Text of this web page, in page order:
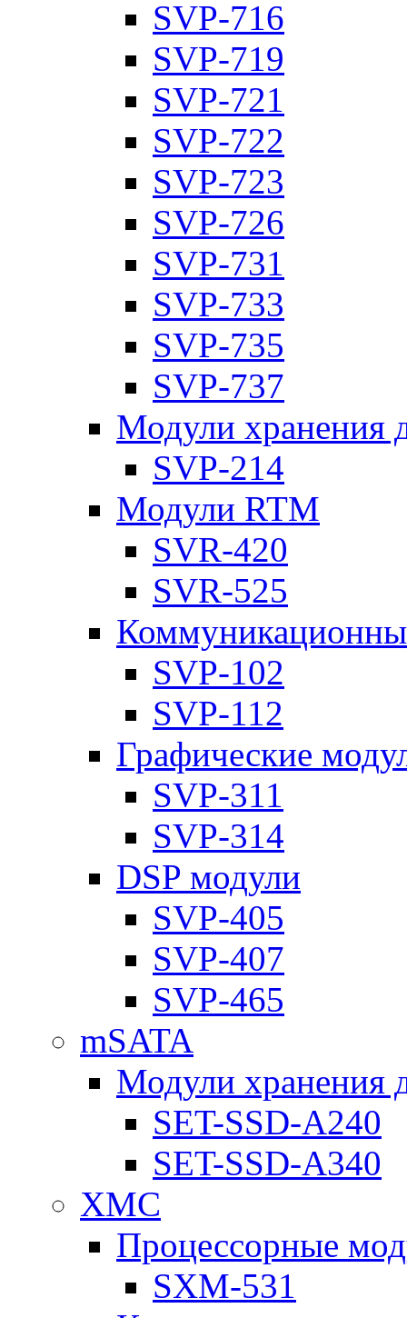
SVP-716
SVP-719
SVP-721
SVP-722
SVP-723
SVP-726
SVP-731
SVP-733
SVP-735
SVP-737
Модули хранения
SVP-214
Модули RTM
SVR-420
SVR-525
SVP-102
SVP-112
Графические
SVP-311
SVP-314
DSP модули
SVP-405
SVP-407
SVP-465
mSATA
Модули хранения
SET-SSD-A240
SET-SSD-A340
XMC
Процессорные
SXM-531